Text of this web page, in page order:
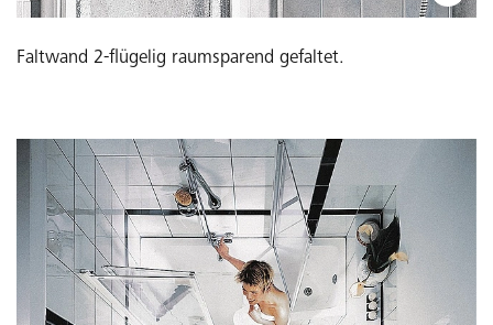
Faltwand 2-flügelig raumsparend gefaltet.